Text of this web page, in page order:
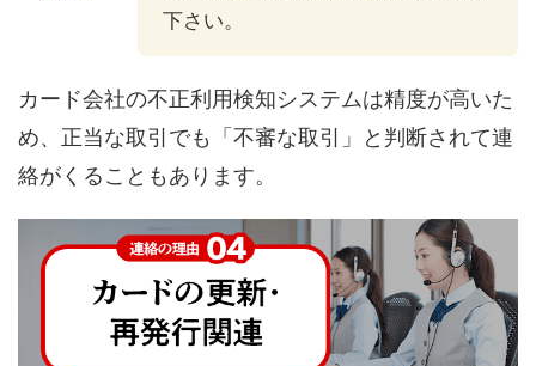
下さい。
カード会社の不正利用検知システムは精度が高いた
め、正当な取引でも「不審な取引」と判断されて連
絡がくることもあります。